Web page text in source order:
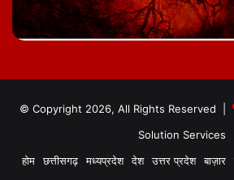
© Copyright 2026, All Rights Reserved |
Solution Services
होम
छत्तीसगढ़ मध्यप्रदेश देश उत्तर प्रदेश बाज़ार